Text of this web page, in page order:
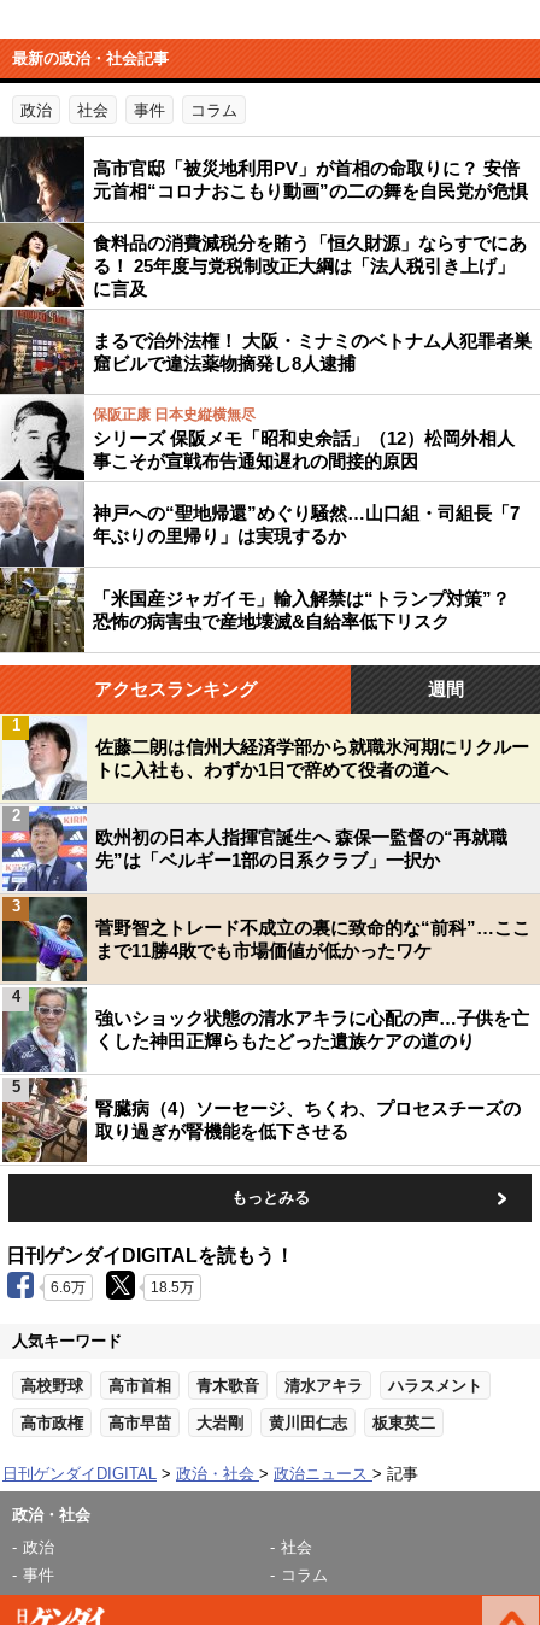
最新の政治・社会記事
政治 社会 事件 コラム
高市官邸「被災地利用PV」が首相の命取りに？ 安倍
元首相“コロナおこもり動画”の二の舞を自民党が危惧
食料品の消費減税分を賄う「恒久財源」ならすでにあ
る！ 25年度与党税制改正大綱は「法人税引き上げ」
に言及
まるで治外法権！ 大阪・ミナミのベトナム人犯罪者巣
窟ビルで違法薬物摘発し8人逮捕
保阪正康 日本史縦横無尽
シリーズ 保阪メモ「昭和史余話」（12）松岡外相人
事こそが宣戦布告通知遅れの間接的原因
神戸への“聖地帰還”めぐり騒然…山口組・司組長「7
年ぶりの里帰り」は実現するか
「米国産ジャガイモ」輸入解禁は“トランプ対策”？
恐怖の病害虫で産地壊滅&自給率低下リスク
アクセスランキング 週間
佐藤二朗は信州大経済学部から就職氷河期にリクルー
トに入社も、わずか1日で辞めて役者の道へ
1
欧州初の日本人指揮官誕生へ 森保一監督の“再就職
先”は「ベルギー1部の日系クラブ」一択か
2
菅野智之トレード不成立の裏に致命的な“前科”…ここ
まで11勝4敗でも市場価値が低かったワケ
3
強いショック状態の清水アキラに心配の声…子供を亡
くした神田正輝らもたどった遺族ケアの道のり
4
腎臓病（4）ソーセージ、ちくわ、プロセスチーズの
取り過ぎが腎機能を低下させる
5
もっとみる
日刊ゲンダイDIGITALを読もう！
6.6万 18.5万
人気キーワード
高校野球 高市首相 青木歌音 清水アキラ ハラスメント
高市政権 高市早苗 大岩剛 黄川田仁志 板東英二
日刊ゲンダイDIGITAL 政治・社会 政治ニュース 記事
政治・社会
政治
社会
事件
コラム